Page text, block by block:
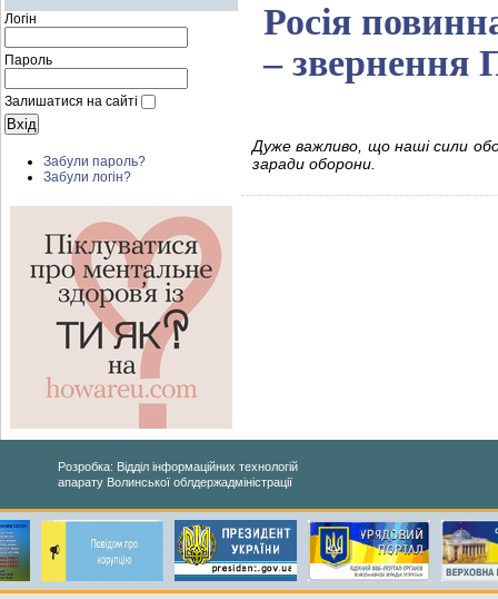
Логін
Пароль
Залишатися на сайті
Забули пароль?
Забули логін?
Росія
– звернення
Дуже важливо, що наші сили
заради оборони.
Розробка: Відділ інформаційних технологій
апарату Волинської облдержадміністрації